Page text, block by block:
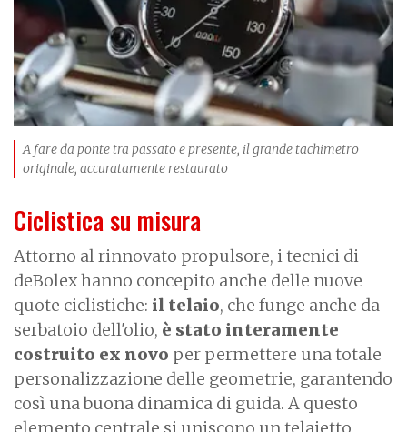
A fare da ponte tra passato e presente, il grande tachimetro
originale, accuratamente restaurato
Ciclistica su misura
Attorno al rinnovato propulsore, i tecnici di
deBolex hanno concepito anche delle nuove
quote ciclistiche: il telaio, che funge anche da
serbatoio dell'olio, è stato interamente
costruito ex novo per permettere una totale
personalizzazione delle geometrie, garantendo
così una buona dinamica di guida. A questo